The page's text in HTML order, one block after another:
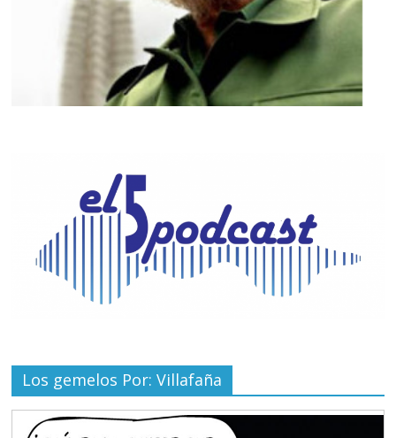
Los gemelos Por: Villafaña